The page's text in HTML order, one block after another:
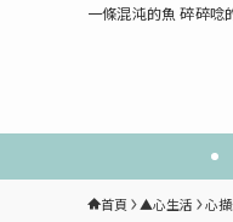
一條混沌的魚 碎碎
首頁 ▲心生活 心